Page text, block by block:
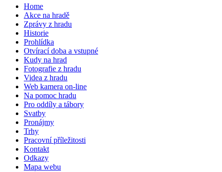
Home
Akce na hradě
Zprávy z hradu
Historie
Prohlídka
Otvírací doba a vstupné
Kudy na hrad
Fotografie z hradu
Videa z hradu
Web kamera on-line
Na pomoc hradu
Pro oddíly a tábory
Svatby
Pronájmy
Trhy
Pracovní příležitosti
Kontakt
Odkazy
Mapa webu